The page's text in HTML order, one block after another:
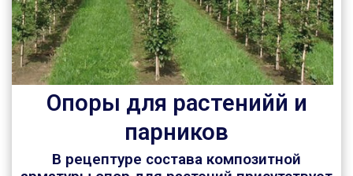
Опоры для растенийй и
парников
В рецептуре состава композитной